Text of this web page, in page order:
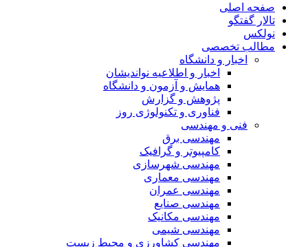
صفحه اصلی
تالار گفتگو
نولکس
مطالب تخصصی
اخبار و دانشگاه
اخبار و اطلاعیه نواندیشان
همایش و آزمون و دانشگاه
پژوهش و گزارش
فناوری و تکنولوژی روز
فنی و مهندسی
مهندسی برق
کامپیوتر و گرافیک
مهندسی شهرسازی
مهندسی معماری
مهندسی عمران
مهندسی صنایع
مهندسی مکانیک
مهندسی شیمی
مهندسی کشاورزی و محیط زیست